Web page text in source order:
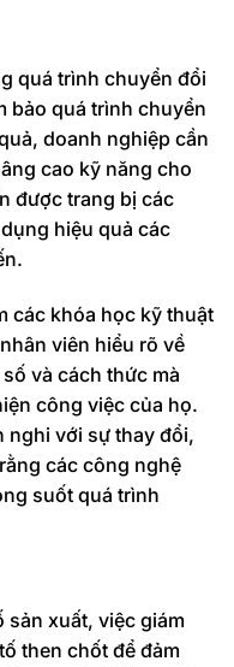
quá trình chuyển đổi
bảo quá trình chuyển
doanh nghiệp cần
cao kỹ năng cho
được trang bị các
hiệu quả các
các khóa học kỹ thuật
viên hiểu rõ về
và cách thức mà
công việc của họ.
nghi với sự thay đổi,
các công nghệ
suốt quá trình
sản xuất, việc giám
then chốt để đảm